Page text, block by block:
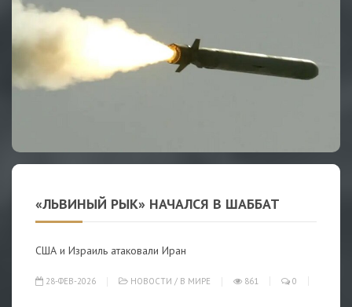
«ЛЬВИНЫЙ РЫК» НАЧАЛСЯ В ШАББАТ
США и Израиль атаковали Иран
28-ФЕВ-2026 НОВОСТИ / В МИРЕ 861 0